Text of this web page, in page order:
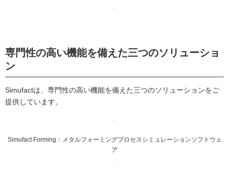
専門性の高い機能を備えた三つのソリューショ
ン
Simufactは、専門性の高い機能を備えた三つのソリューションをご
提供しています。
Simufact Forming：メタルフォーミングプロセスシミュレーションソフトウェ
ア